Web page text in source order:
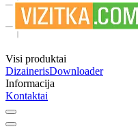
Visi produktai
DizainerisDownloader
Informacija
Kontaktai